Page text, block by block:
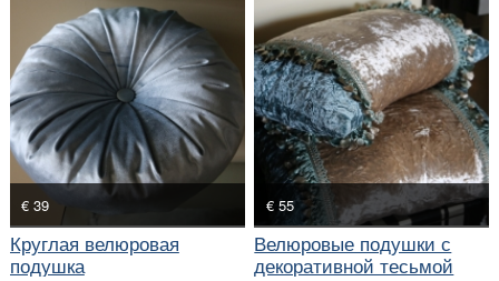
€ 39
Круглая велюровая
подушка
€ 55
Велюровые подушки с
декоративной тесьмой